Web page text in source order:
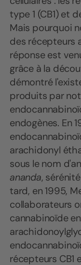
type 1 (CB1) et
Mais pourquoi
des récepteurs
réponse est
grâce à la
démontré
produits par
endogènes. En
arachidonyl
sous le nom
ananda,
tard, en 1995,
collaborateurs
cannabinoïde
récepteurs CB1